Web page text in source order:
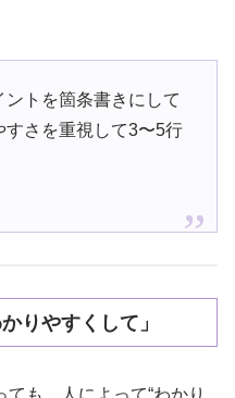
ントを箇条書きにして
さを重視して3〜5行
りやすくして」
も、人によって“わかり